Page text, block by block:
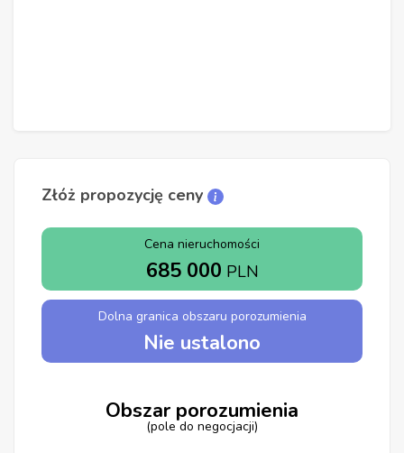
Złóż propozycję ceny
Cena nieruchomości
685 000 PLN
Dolna granica obszaru porozumienia
Nie ustalono
Obszar porozumienia
(pole do negocjacji)